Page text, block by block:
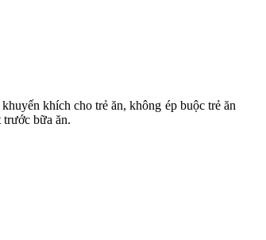
khích cho trẻ ăn, không ép buộc trẻ ăn
trước bữa ăn.